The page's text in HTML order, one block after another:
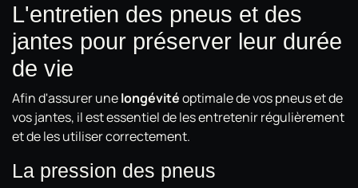
L'entretien des pneus et des
jantes pour préserver leur durée
de vie
Afin d'assurer unelongévitéoptimale de vos pneus et de
vos jantes, il est essentiel de les entretenir régulièrement
et de les utiliser correctement.
La pression des pneus